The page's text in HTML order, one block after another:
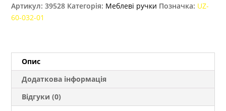
60x60
Артикул:39528 Категорія: Меблеві ручки Позначка: UZ-
60-032-01
Опис
Додаткова інформація
Відгуки (0)